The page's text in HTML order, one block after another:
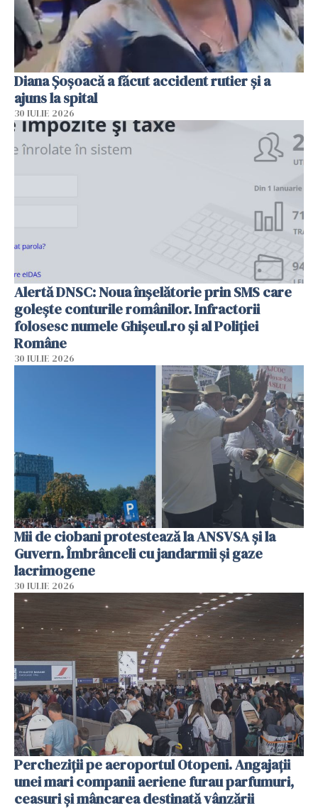
Diana Șoșoacă a făcut accident rutier și a
ajuns la spital
30 IULIE 2026
Alertă DNSC: Noua înșelătorie prin SMS care
golește conturile românilor. Infractorii
folosesc numele Ghișeul.ro și al Poliției
Române
30 IULIE 2026
Mii de ciobani protestează la ANSVSA și la
Guvern. Îmbrânceli cu jandarmii și gaze
lacrimogene
30 IULIE 2026
Percheziții pe aeroportul Otopeni. Angajații
unei mari companii aeriene furau parfumuri,
ceasuri și mâncarea destinată vânzării